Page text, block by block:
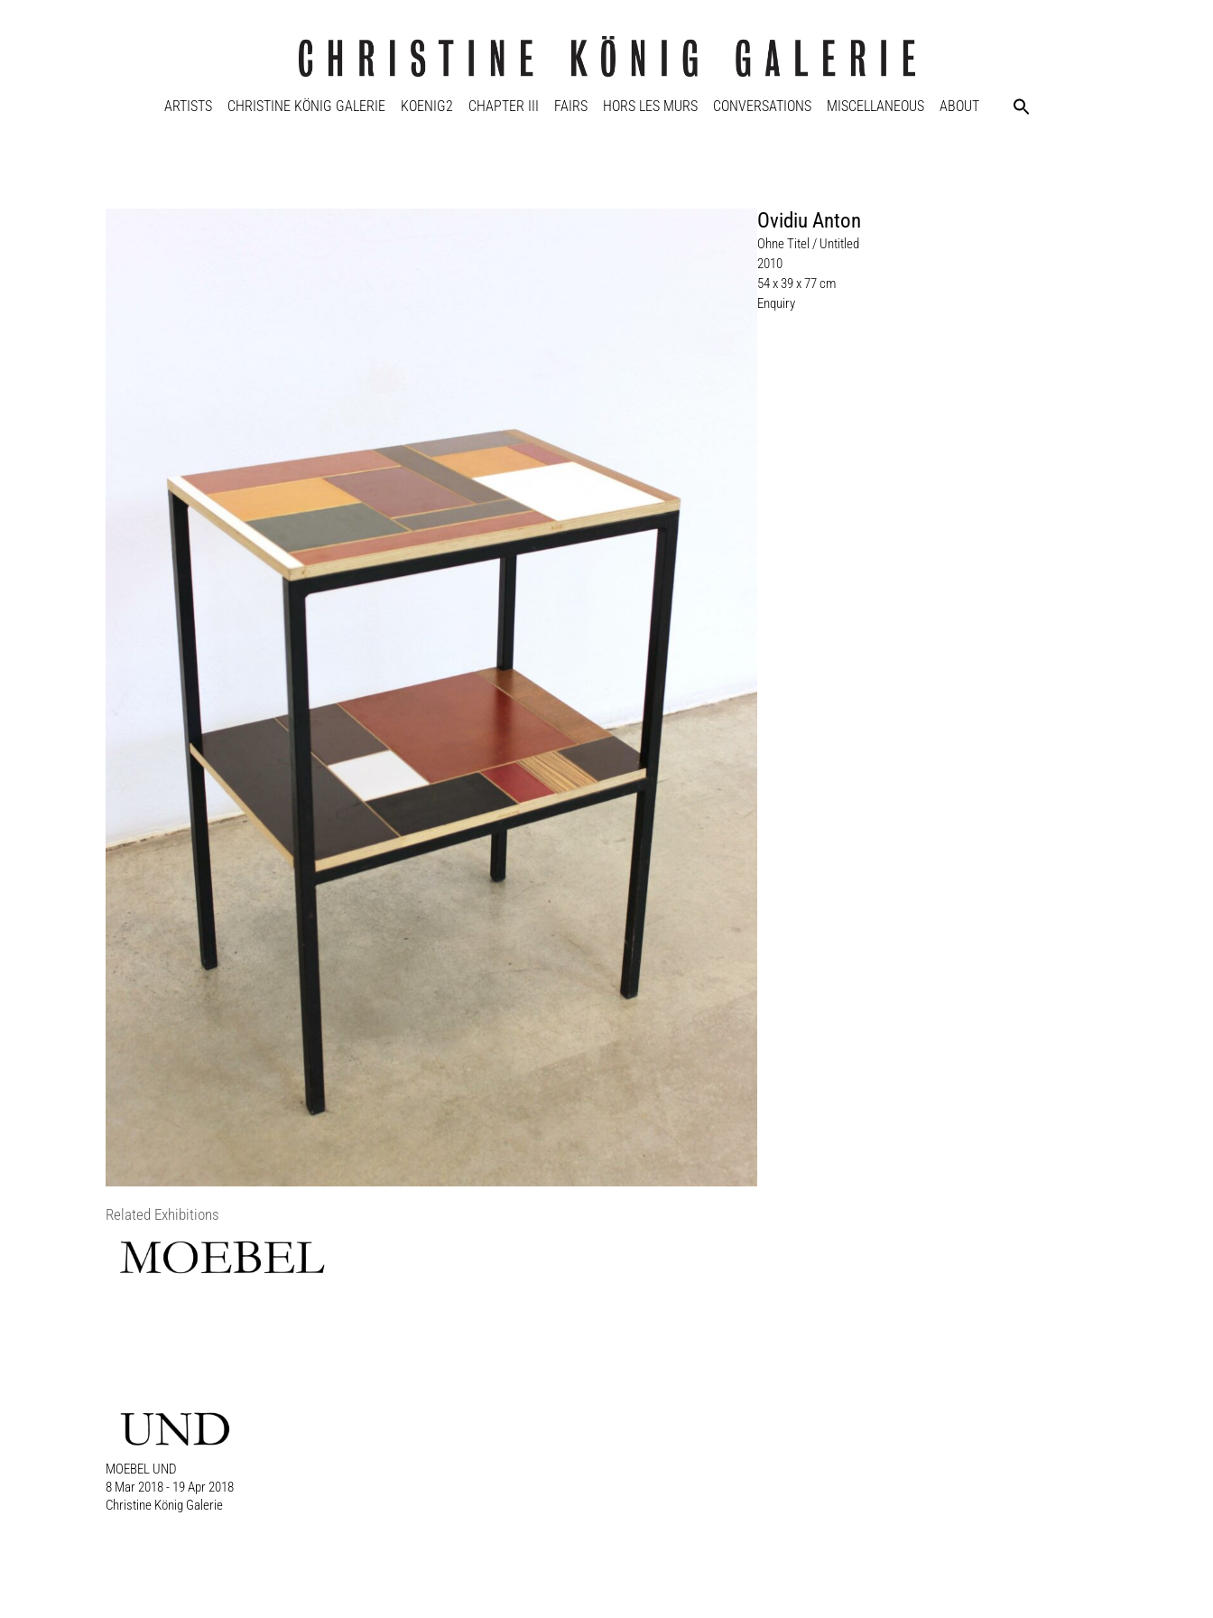
ARTISTS CHRISTINE KÖNIG GALERIE KOENIG2 CHAPTER III FAIRS HORS LES MURS CONVERSATIONS MISCELLANEOUS ABOUT
Ovidiu Anton
Ohne Titel / Untitled
2010
54 x 39 x 77 cm
Enquiry
Related Exhibitions
MOEBEL UND
8 Mar 2018 - 19 Apr 2018
Christine König Galerie